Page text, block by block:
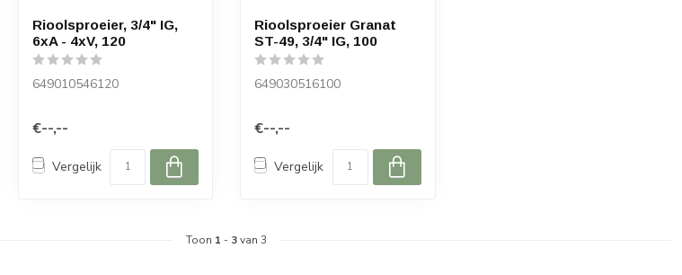
Rioolsproeier, 3/4" IG,
6xA - 4xV, 120
649010546120
€--,--
Vergelijk
Rioolsproeier Granat
ST-49, 3/4" IG, 100
649030516100
€--,--
Vergelijk
Toon 1 - 3van 3